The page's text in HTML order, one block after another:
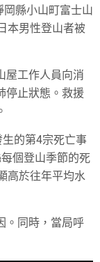
縣小山町富士山
本男性登山者被
屋工作人員向消
停止狀態。救援
的第4宗死亡事
個登山季節的死
高於往年平均水
。同時，當局呼